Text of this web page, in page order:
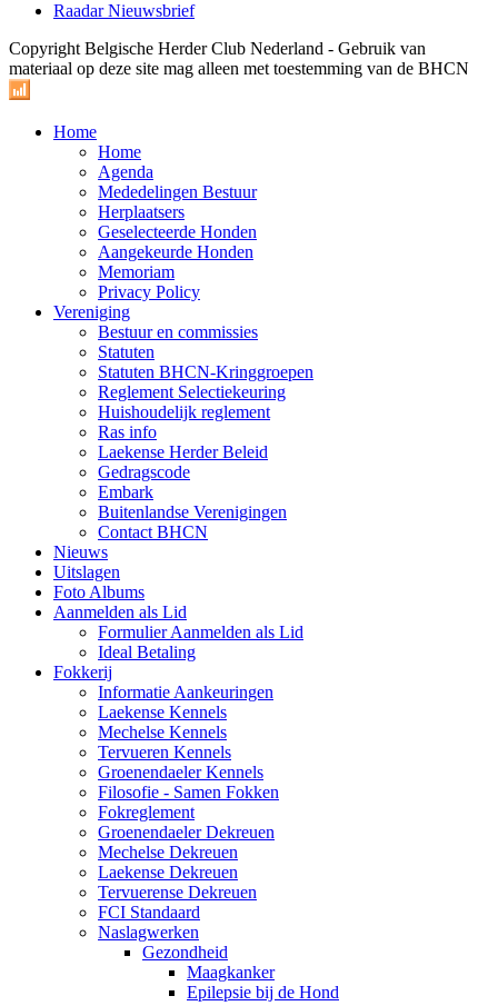
Raadar Nieuwsbrief
Copyright Belgische Herder Club Nederland - Gebruik van
materiaal op deze site mag alleen met toestemming van de BHCN
Home
Home
Agenda
Mededelingen Bestuur
Herplaatsers
Geselecteerde Honden
Aangekeurde Honden
Memoriam
Privacy Policy
Vereniging
Bestuur en commissies
Statuten
Statuten BHCN-Kringgroepen
Reglement Selectiekeuring
Huishoudelijk reglement
Ras info
Laekense Herder Beleid
Gedragscode
Embark
Buitenlandse Verenigingen
Contact BHCN
Nieuws
Uitslagen
Foto Albums
Aanmelden als Lid
Formulier Aanmelden als Lid
Ideal Betaling
Fokkerij
Informatie Aankeuringen
Laekense Kennels
Mechelse Kennels
Tervueren Kennels
Groenendaeler Kennels
Filosofie - Samen Fokken
Fokreglement
Groenendaeler Dekreuen
Mechelse Dekreuen
Laekense Dekreuen
Tervuerense Dekreuen
FCI Standaard
Naslagwerken
Gezondheid
Maagkanker
Epilepsie bij de Hond